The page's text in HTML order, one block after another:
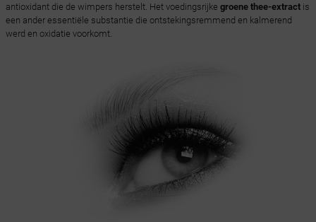
antioxidant die de wimpers herstelt. Het voedingsrijke groene thee-extractis
een ander essentiële substantie die ontstekingsremmend en kalmerend
werd en oxidatie voorkomt.